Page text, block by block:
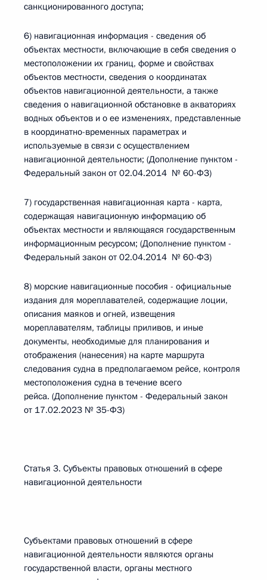
санкционированного доступа;
6) навигационная информация - сведения об
объектах местности, включающие в себя сведения о
местоположении их границ, форме и свойствах
объектов местности, сведения о координатах
объектов навигационной деятельности, а также
сведения о навигационной обстановке в акваториях
водных объектов и о ее изменениях, представленные
в координатно-временных параметрах и
используемые в связи с осуществлением
навигационной деятельности; (Дополнение пунктом -
Федеральный закон от 02.04.2014 № 60-ФЗ)
7) государственная навигационная карта - карта,
содержащая навигационную информацию об
объектах местности и являющаяся государственным
информационным ресурсом; (Дополнение пунктом -
Федеральный закон от 02.04.2014 № 60-ФЗ)
8) морские навигационные пособия - официальные
издания для мореплавателей, содержащие лоции,
описания маяков и огней, извещения
мореплавателям, таблицы приливов, и иные
документы, необходимые для планирования и
отображения (нанесения) на карте маршрута
следования судна в предполагаемом рейсе, контроля
местоположения судна в течение всего
рейса. (Дополнение пунктом - Федеральный закон
от 17.02.2023 № 35-ФЗ)
Статья 3. Субъекты правовых отношений в сфере
навигационной деятельности
Субъектами правовых отношений в сфере
навигационной деятельности являются органы
государственной власти, органы местного